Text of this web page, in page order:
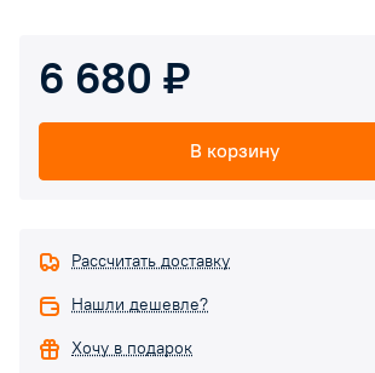
неправильной эксплуатацией
6 680 ₽
В корзину
Рассчитать доставку
Нашли дешевле?
Хочу в подарок